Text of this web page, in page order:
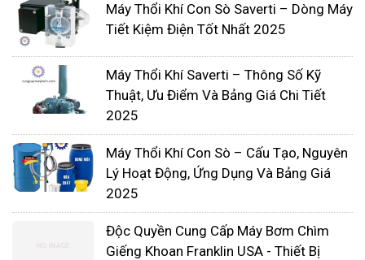
Cân nhắc hiệu quả năng lượng thổi
Kết hợp lưu lượng khí thổi với yêu cầu xử lý
Tối ưu hóa máy thổi để chúng chạy trong
phạm vi hiệu quả nhất
Máy Thổi Khí Con Sò Saverti – Dòng Máy
Tiết Kiệm Điện Tốt Nhất 2025
Máy Thổi Khí Saverti – Thông Số Kỹ
Thuật, Ưu Điểm Và Bảng Giá Chi Tiết
2025
Máy Thổi Khí Con Sò – Cấu Tạo, Nguyên
Lý Hoạt Động, Ứng Dụng Và Bảng Giá
2025
Độc Quyền Cung Cấp Máy Bơm Chìm
Giếng Khoan Franklin USA - Thiết Bị